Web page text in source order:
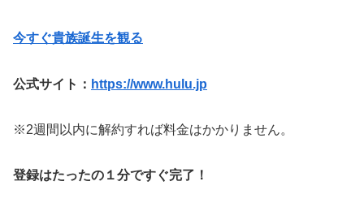
今すぐ貴族誕生を観る
公式サイト： https://www.hulu.jp
※2週間以内に解約すれば料金はかかりません。
登録はたったの１分ですぐ完了！